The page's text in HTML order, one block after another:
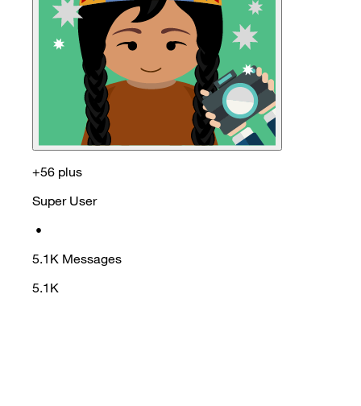
+56 plus
Super User
•
5.1K Messages
5.1K